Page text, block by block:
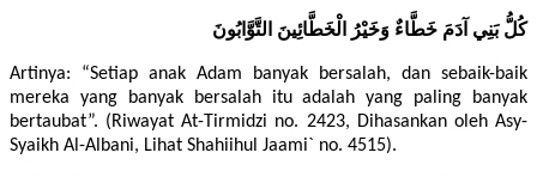
كُلُّ بَنِي آدَمَ خَطَّاءٌ وَخَيْرُ الْخَطَّائِينَ التَّوَّابُونَ
Artinya: “Setiap anak Adam banyak bersalah, dan sebaik-baik
mereka yang banyak bersalah itu adalah yang paling banyak
bertaubat”. (Riwayat At-Tirmidzi no. 2423, Dihasankan oleh Asy-
Syaikh Al-Albani, Lihat Shahiihul Jaami` no. 4515).